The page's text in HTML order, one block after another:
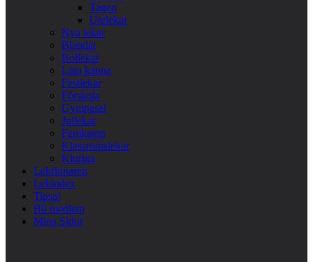
Tagen
Utelekar
Nya lekar
Blandat
Bollekar
Lära känna
Festlekar
Förskola
Gympasal
Jullekar
Femkamp
Klassrumslekar
Kluriga
Lekfinnaren
Lekindex
Tipsa!
Bli medlem
Mina Sidor